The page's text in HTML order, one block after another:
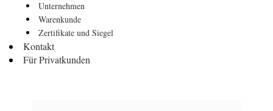
Unternehmen
Warenkunde
Zertifikate und Siegel
Kontakt
Für Privatkunden